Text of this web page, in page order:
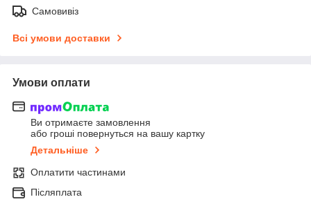
Самовивіз
Всі умови доставки
Умови оплати
Ви отримаєте замовлення
або гроші повернуться на вашу картку
Детальніше
Оплатити частинами
Післяплата